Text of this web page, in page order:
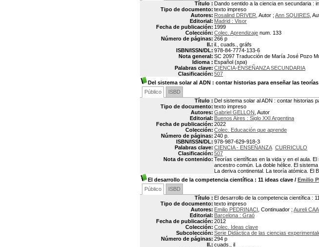
Título : Dando sentido a la ciencia en secundaria :
Tipo de documento: texto impreso
Autores: Rosalind DRIVER , Autor ; Ann SQUIRES ,
Editorial: Madrid : Visor
Fecha de publicación: 1999
Colección: Colec. Aprendizaje num. 133
Número de páginas: 266 p
Il.: il., cuads., gráfs
ISBN/ISSN/DL: 978-84-7774-133-6
Nota general: SC 2097 Traducción de María José Pozo
Idioma : Español (spa)
Palabras clave: CIENCIA-ENSEÑANZA SECUNDARIA
Clasificación: 507
Del sistema solar al ADN : contar historias para enseñar las
Público
ISBD
Título : Del sistema solar al ADN : contar historias
Tipo de documento: texto impreso
Autores: Gabriel GELLON , Autor
Editorial: Buenos Aires : Siglo XXI Argentina
Fecha de publicación: 2022
Colección: Colec. Educación que aprende
Número de páginas: 240 p.
ISBN/ISSN/DL: 978-987-629-918-3
Palabras clave: CIENCIA - ENSEÑANZA CURRICULO
Clasificación: 507
Nota de contenido: Teorías científicas en la vida y en el aula.
ancestro común. La doble hélice. El
La deriva continental. La teoría atómica. El
El desarrollo de la competencia científica : 11 ideas clave / Emilio
Público
ISBD
Título : El desarrollo de la competencia científica :
Tipo de documento: texto impreso
Autores: Emilio PEDRINACI , Continuador ; Aureli
Editorial: Barcelona : Graó
Fecha de publicación: 2012
Colección: Colec. Ideas clave
Subcolección: Serie Didáctica de las ciencias
Número de páginas: 294 p
Il.: cuads., il